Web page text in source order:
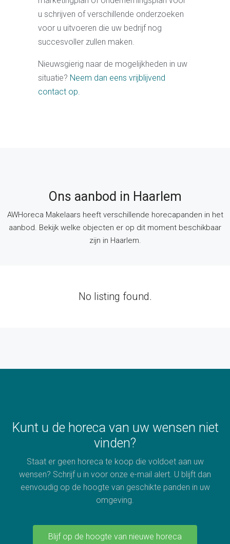
u schrijven of verschillende onderzoeken
voor u uitvoeren die uw bedrijf nog
succesvoller zullen maken.
Nieuwsgierig naar de mogelijkheden in uw
situatie? Neem dan eens vrijblijvend
contact op.
Ons aanbod in Haarlem
AWHoreca Makelaars heeft verschillende horecapanden in het
aanbod. Bekijk welke objecten er op dit moment beschikbaar
zijn in Haarlem.
No listing found.
Kunt u de horeca van uw wensen niet
vinden?
Staat er geen horeca te koop die voldoet aan uw
wensen? Schrijf u in voor onze e-mail alert. U blijft dan
eenvoudig op de hoogte van geschikte panden in uw
omgeving.
Blijf op de hoogte van nieuwe horeca